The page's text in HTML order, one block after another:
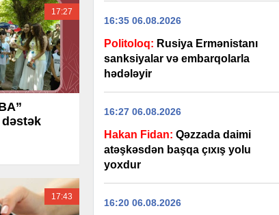
17:27
17:43
16:35 06.08.2026
Politoloq: Rusiya Ermənistanı
sanksiyalar və embarqolarla
hədələyir
16:27 06.08.2026
Hakan Fidan: Qəzzada daimi
atəşkəsdən başqa çıxış yolu
yoxdur
16:20 06.08.2026